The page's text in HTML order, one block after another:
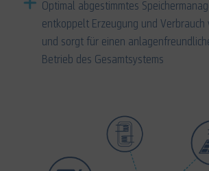
Optimal abgestimmtes
entkoppelt Erzeugung und Verbrauch
und sorgt für einen
Betrieb des Gesamtsystems